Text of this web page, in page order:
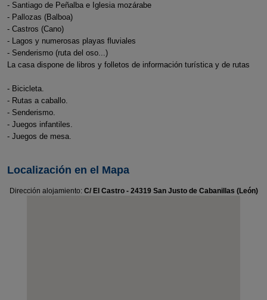
- Santiago de Peñalba e Iglesia mozárabe
- Pallozas (Balboa)
- Castros (Cano)
- Lagos y numerosas playas fluviales
- Senderismo (ruta del oso...)
La casa dispone de libros y folletos de información turística y de rutas
- Bicicleta.
- Rutas a caballo.
- Senderismo.
- Juegos infantiles.
- Juegos de mesa.
Localización en el Mapa
Dirección alojamiento: C/ El Castro - 24319 San Justo de Cabanillas (León)